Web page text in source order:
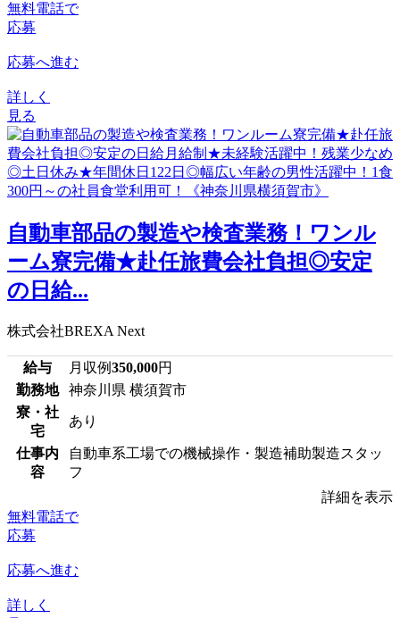
無料電話で
応募
応募へ進む
詳しく
見る
自動車部品の製造や検査業務！ワンル
ーム寮完備★赴任旅費会社負担◎安定
の日給...
株式会社BREXA Next
給与 月収例350,000円
勤務地
神奈川県 横須賀市
寮・社
宅
あり
仕事内
容
自動車系工場での機械操作・製造補助製造スタッ
フ
詳細を表示
無料電話で
応募
応募へ進む
詳しく